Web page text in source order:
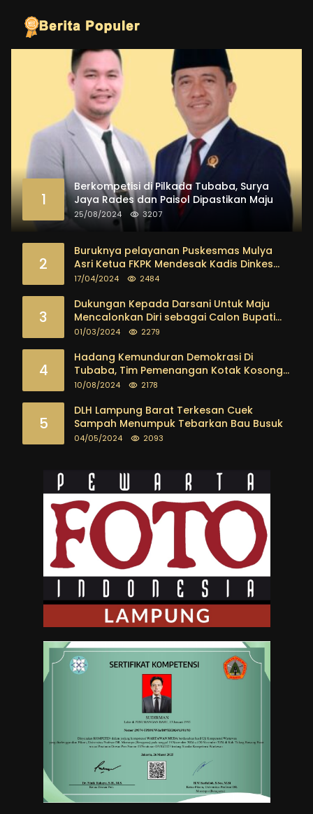
1
Berkompetisi di Pilkada Tubaba, Surya
Jaya Rades dan Paisol Dipastikan Maju
25/08/2024 3207
2
Buruknya pelayanan Puskesmas Mulya
Asri Ketua FKPK Mendesak Kadis Dinkes
Tubaba Ambil Tindakan Tegas
17/04/2024 2484
3
Dukungan Kepada Darsani Untuk Maju
Mencalonkan Diri sebagai Calon Bupati
Tubaba Terus Mengalir Baik Dari
masyarakat
01/03/2024 2279
4
Hadang Kemunduran Demokrasi Di
Tubaba, Tim Pemenangan Kotak Kosong
Segera Dibentuk
10/08/2024 2178
5
DLH Lampung Barat Terkesan Cuek
Sampah Menumpuk Tebarkan Bau Busuk
04/05/2024 2093